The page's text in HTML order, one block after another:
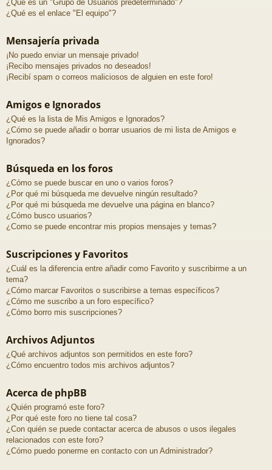
¿Qué es un "Grupo de Usuarios predeterminado"?
¿Qué es el enlace "El equipo"?
Mensajería privada
¡No puedo enviar un mensaje privado!
¡Recibo mensajes privados no deseados!
¡Recibí spam o correos maliciosos de alguien en este foro!
Amigos e Ignorados
¿Qué es la lista de Mis Amigos e Ignorados?
¿Cómo se puede añadir o borrar usuarios de mi lista de Amigos e
Ignorados?
Búsqueda en los foros
¿Cómo se puede buscar en uno o varios foros?
¿Por qué mi búsqueda me devuelve ningún resultado?
¿Por qué mi búsqueda me devuelve una página en blanco?
¿Cómo busco usuarios?
¿Como se puede encontrar mis propios mensajes y temas?
Suscripciones y Favoritos
¿Cuál es la diferencia entre añadir como Favorito y suscribirme a un
tema?
¿Cómo marcar Favoritos o suscribirse a temas específicos?
¿Cómo me suscribo a un foro específico?
¿Cómo borro mis suscripciones?
Archivos Adjuntos
¿Qué archivos adjuntos son permitidos en este foro?
¿Cómo encuentro todos mis archivos adjuntos?
Acerca de phpBB
¿Quién programó este foro?
¿Por qué este foro no tiene tal cosa?
¿Con quién se puede contactar acerca de abusos o usos ilegales
relacionados con este foro?
¿Cómo puedo ponerme en contacto con un Administrador?